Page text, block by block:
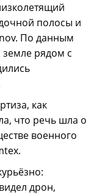
полосы и
По данным
рядом с
как
что речь шла о
военного
дрон,